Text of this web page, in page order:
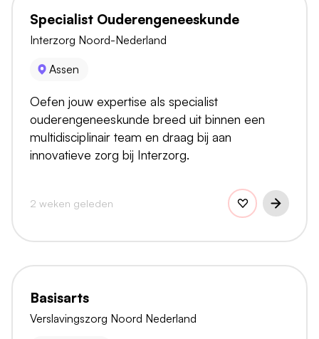
Specialist Ouderengeneeskunde
Interzorg Noord-Nederland
Assen
Oefen jouw expertise als specialist
ouderengeneeskunde breed uit binnen een
multidisciplinair team en draag bij aan
innovatieve zorg bij Interzorg.
2 weken geleden
Basisarts
Verslavingszorg Noord Nederland